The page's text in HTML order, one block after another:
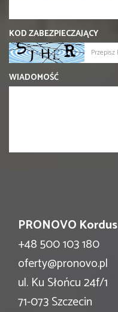
KOD ZABEZPIECZAJĄCY
WIADOMOŚĆ
PRONOVO Kordus
+48 500 103 180
oferty@pronovo.pl
ul. Ku Słońcu 24f/1
71-073 Szczecin